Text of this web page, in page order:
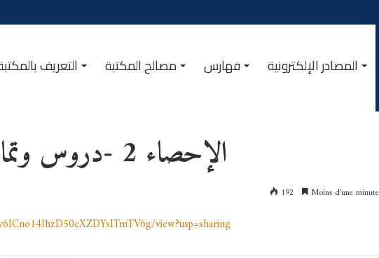
التعريف مصالح المكتبة فهارس المصادر الإلكترونية
الإحصاء 2 -دروس وتمارين/د.بوعافية علية
192 Moins d’une minute
view?usp=sharing